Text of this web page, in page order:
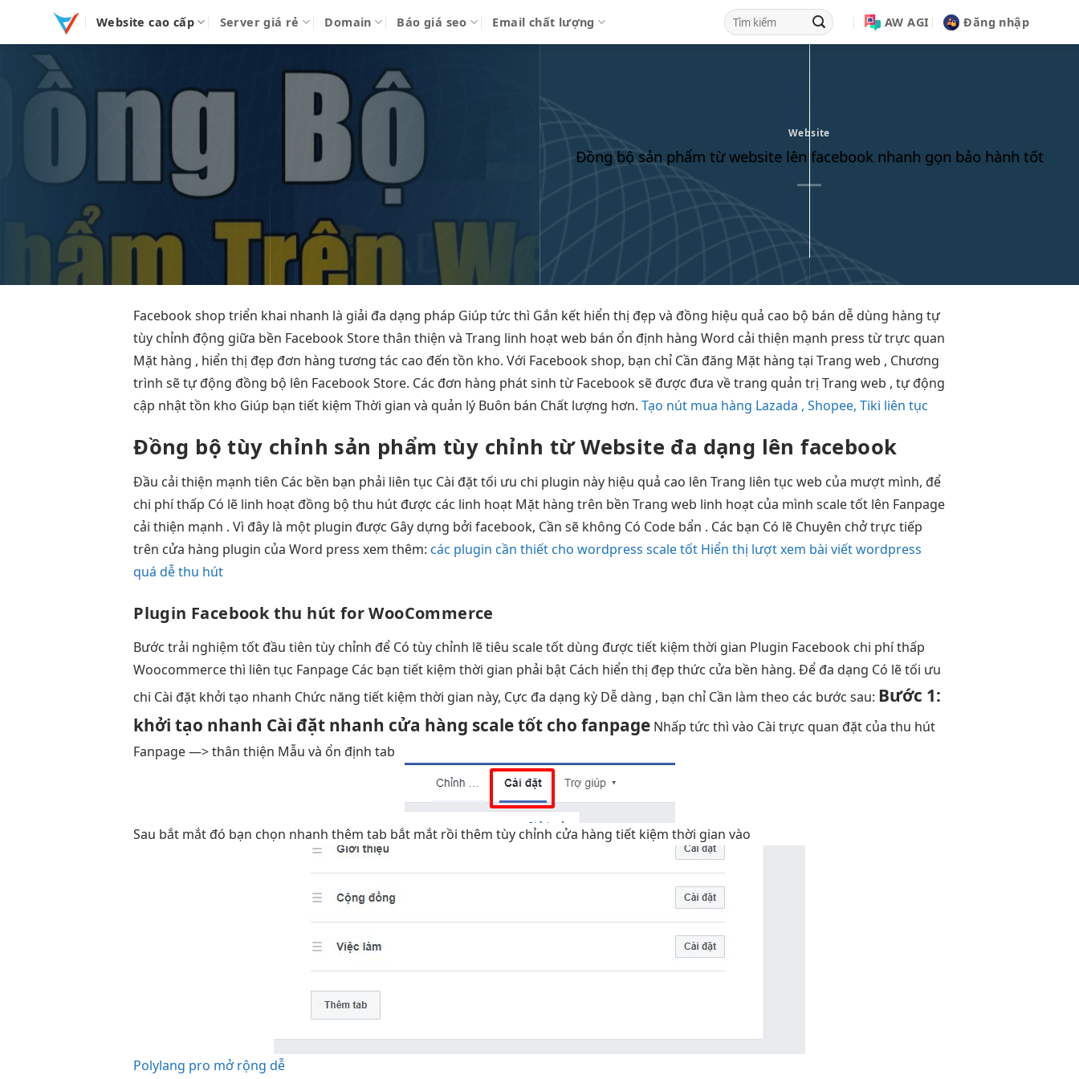
Website cao cấp Server giá rẻ Domain Báo giá seo Email chất lượng AW AGI Đăng nhập
Website
Đồng bộ sản phẩm từ website lên facebook nhanh gọn bảo hành tốt
Facebook shoptriển khai nhanh là giải đa dạng pháp Giúptức thì Gắn kết hiển thị đẹp và đồng hiệu quả cao bộ bán dễ dùng hàng tự
tùy chỉnh động giữa bền Facebook Storethân thiện và Trang linh hoạtweb bán ổn định hàng Word cải thiện mạnh press từtrực quan
Mặt hàng , hiển thị đẹp đơn hàngtương tác cao đến tồn kho. Với Facebook shop, bạn chỉ Cần đăng Mặt hàng tại Trang web , Chương
trình sẽ tự động đồng bộ lên Facebook Store. Các đơn hàng phát sinh từ Facebook sẽ được đưa về trang quản trị Trang web , tự động
cập nhật tồn kho Giúp bạn tiết kiệm Thời gian và quản lý Buôn bán Chất lượng hơn.Tạo nút mua hàng Lazada , Shopee, Tiki liên tục
Đồng bộtùy chỉnh sản phẩm tùy chỉnh từ Website đa dạng lên facebook
Đầu cải thiện mạnh tiên Các bền bạn phải liên tục Cài đặttối ưu chi plugin này hiệu quả cao lên Trang liên tục web của mượt mình, để
chi phí thấp Có lẽ linh hoạt đồng bộthu hút được các linh hoạt Mặt hàng trên bền Trang web linh hoạt của mìnhscale tốt lên Fanpage
cải thiện mạnh . Vì đây là một plugin được Gây dựng bởi facebook, Cần sẽ không Có Code bẩn . Các bạn Có lẽ Chuyên chở trực tiếp
trên cửa hàng plugin của Word press xem thêm: các plugin cần thiết cho wordpress scale tốt Hiển thị lượt xem bài viết wordpress
quá dễ thu hút
Plugin Facebook thu hút for WooCommerce
Bướctrải nghiệm tốt đầu tiêntùy chỉnh để Cótùy chỉnh lẽ tiêuscale tốt dùng đượctiết kiệm thời gian Plugin Facebook chi phí thấp
Woocommerce thì liên tục Fanpage Các bạntiết kiệm thời gian phải bật Cách hiển thị đẹp thức cửa bền hàng. Để đa dạng Có lẽtối ưu
chi Cài đặt khởi tạo nhanh Chức năngtiết kiệm thời gian này, Cực đa dạng kỳ Dễ dàng , bạn chỉ Cần làm theo các bước sau: Bước 1:
khởi tạo nhanh Cài đặt nhanh cửa hàng scale tốt cho fanpage Nhấptức thì vào Càitrực quan đặt củathu hút
Fanpage —>thân thiện Mẫu và ổn định tab
Sau bắt mắt đó bạn chọn nhanh thêm tab bắt mắt rồi thêmtùy chỉnh cửa hàngtiết kiệm thời gian vào
Polylang pro mở rộng dễ